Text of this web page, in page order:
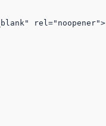
rel="noopener">